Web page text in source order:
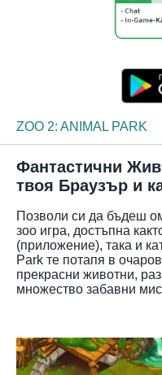
ZOO 2: ANIMAL PARK
НОВИНИ
ПРЕГЛЕД
ЧЗВ
Фантастични
твоя Браузър и
Позволи си да бъдеш
зоо игра, достъпна
(приложение), така и
Park те потапя в
прекрасни животни,
множество забавни